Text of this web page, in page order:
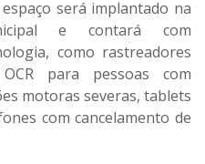
será implantado na
e contará com
como rastreadores
para pessoas com
motoras severas, tablets
com cancelamento de